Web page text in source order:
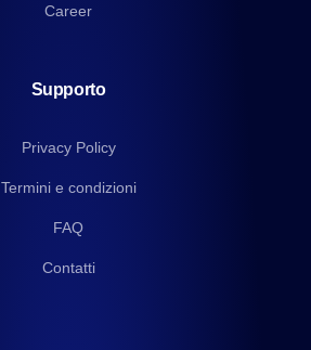
Career
Supporto
Privacy Policy
Termini e condizioni
FAQ
Contatti